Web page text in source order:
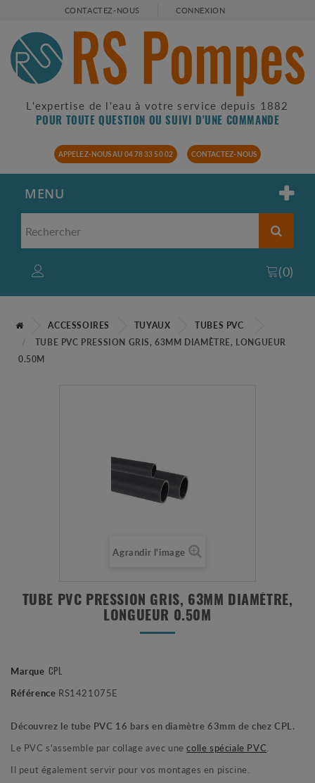
CONTACTEZ-NOUS CONNEXION
L'expertise de l'eau à votre service depuis 1882
POUR TOUTE QUESTION OU SUIVI D'UNE COMMANDE
APPELEZ-NOUS AU 04 78 33 50 02 CONTACTEZ-NOUS
MENU
(0)
ACCESSOIRES TUYAUX
TUBES PVC
TUBE PVC PRESSION GRIS, 63MM DIAMÈTRE, LONGUEUR
0.50M
Agrandir l'image
TUBE PVC PRESSION GRIS, 63MM DIAMÈTRE,
LONGUEUR 0.50M
Marque CPL
Référence RS1421075E
Découvrez le tube PVC 16 bars en diamètre 63mm de chez CPL.
Le PVC s'assemble par collage avec unecolle spéciale PVC.
Il peut également servir pour vos montages en piscine.